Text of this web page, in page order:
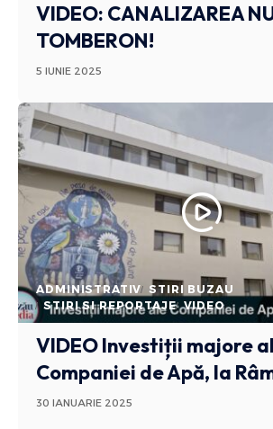
VIDEO: CANALIZAREA
TOMBERON!
5 IUNIE 2025
ADMINISTRATIV STIRI BUZAU
STIRI SI REPORTAJE VIDEO
VIDEO Investiții majore
Companiei de Apă, la
30 IANUARIE 2025